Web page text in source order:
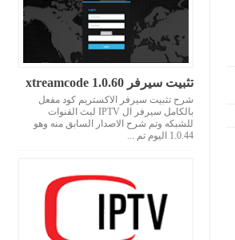
تثبيت سيرفر xtreamcode 1.0.60
شرح تثبيت سيرفر الاكستريم كود مفعل
بالكامل سيرفر ال IPTV لبث القنوات
للشبكه وتم شرح الاصدار السابق منه وهو
1.0.44 اليوم تم ...